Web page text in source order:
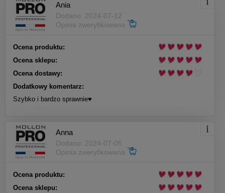
Ania
Dodano: 2024-07-12
Opinia zweryfikowana
Ocena produktu:
Ocena sklepu:
Ocena dostawy:
Dodatkowy komentarz:
Szybko i bardzo sprawnie♥️
Anna
Dodano: 2024-07-05
Opinia zweryfikowana
Ocena produktu:
Ocena sklepu: